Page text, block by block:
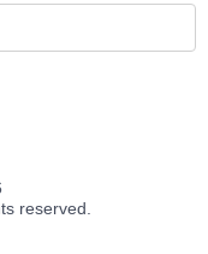
reserved.